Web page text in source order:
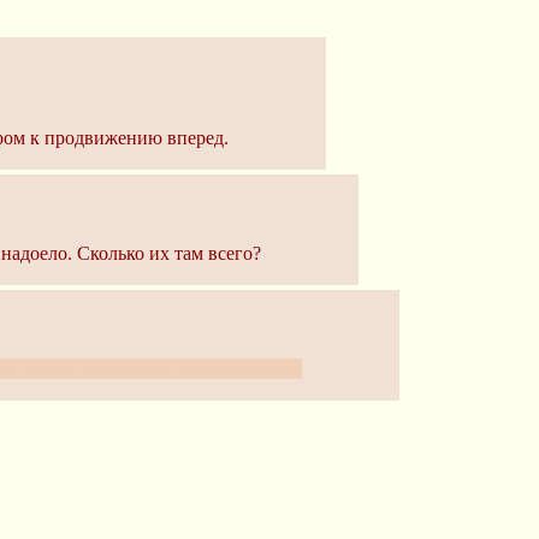
к продвижению вперед.
Сколько их там всего?